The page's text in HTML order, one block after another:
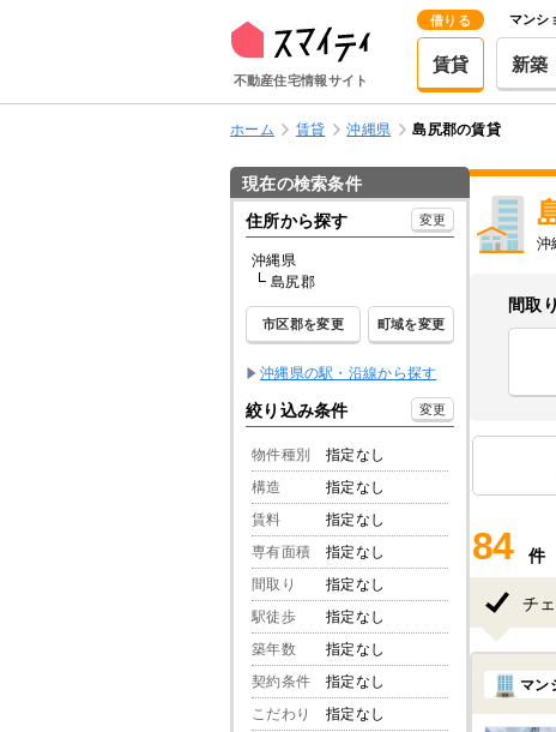
不動産住宅情報サイト
借りる
賃貸
マンシ
新築
ホーム 賃貸 沖縄県 島尻郡の賃貸
現在の検索条件
住所から探す
変更
沖縄県
島尻郡
市区郡を変更 町域を変更
沖縄県の駅・沿線から探す
絞り込み条件 変更
物件種別
指定なし
構造
指定なし
賃料
指定なし
専有面積
指定なし
間取り
指定なし
駅徒歩
指定なし
築年数
指定なし
契約条件
指定なし
こだわり
指定なし
沖
間取
84 件
チ
マン